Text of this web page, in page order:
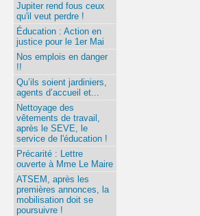
Jupiter rend fous ceux
qu'il veut perdre !
Éducation : Action en
justice pour le 1er Mai
Nos emplois en danger
!!
Qu’ils soient jardiniers,
agents d’accueil et...
Nettoyage des
vêtements de travail,
après le SEVE, le
service de l'éducation !
Précarité : Lettre
ouverte à Mme Le Maire
ATSEM, après les
premières annonces, la
mobilisation doit se
poursuivre !